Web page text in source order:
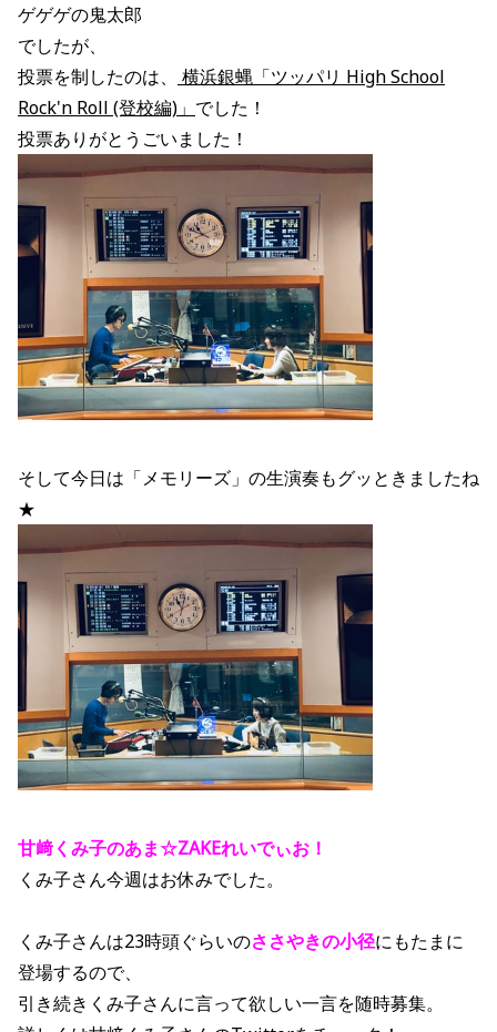
ゲゲゲの鬼太郎
でしたが、
投票を制したのは、
横浜銀蝿「ツッパリ High School
Rock'n Roll (登校編)」 でした！
投票ありがとうごいました！
そして今日は「メモリーズ」の生演奏もグッときましたね
★
甘﨑くみ子のあま☆ZAKEれいでぃお！
くみ子さん今週はお休みでした。
くみ子さんは23時頭ぐらいのささやきの小径にもたまに
登場するので、
引き続きくみ子さんに言って欲しい一言を随時募集。